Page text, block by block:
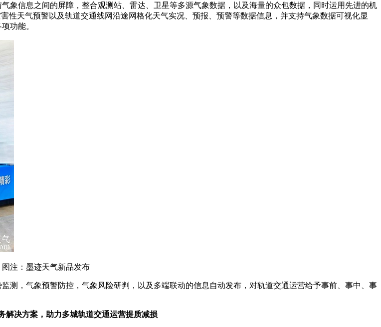
象信息之间的屏障，整合观测站、雷达、卫星等多源气象数据，以及海量的众包数据，同时运用先进的机
性天气预警以及轨道交通线网沿途网格化天气实况、预报、预警等数据信息，并支持气象数据可视化显
功能。
图注：墨迹天气新品发布
测，气象预警防控，气象风险研判，以及多端联动的信息自动发布，对轨道交通运营给予事前、事中、事
解决方案，助力多城轨道交通运营提质减损